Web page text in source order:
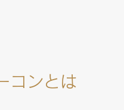
コンとは